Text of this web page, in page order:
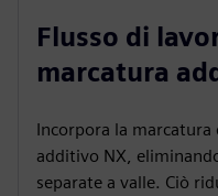
Flusso di
marcatura
Incorpora la
additivo NX,
separate a valle. Ciò